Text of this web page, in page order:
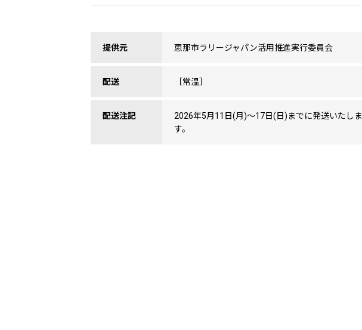
提供元 恵那市ラリージャパン活用推進実行委員会
配送 ［常温］
配送注記
2026年5月11日(月)〜17日(日)までに発送いたしま
す。